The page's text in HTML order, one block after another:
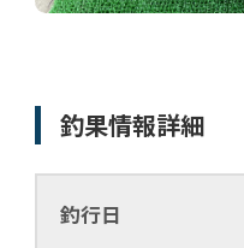
釣果情報詳細
釣行日